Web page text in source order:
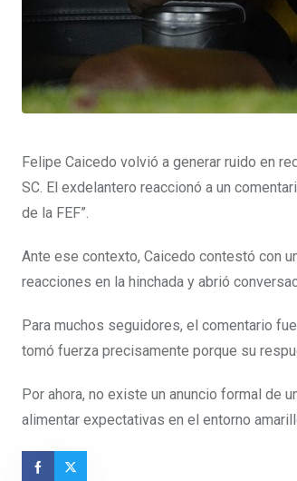
Felipe Caicedo volvió a generar ruido en
SC. El exdelantero reaccionó a un
de la FEF”.
Ante ese contexto, Caicedo contestó con
reacciones en la hinchada y abrió
Para muchos seguidores, el comentario
tomó fuerza precisamente porque su
Por ahora, no existe un anuncio formal de
alimentar expectativas en el entorno